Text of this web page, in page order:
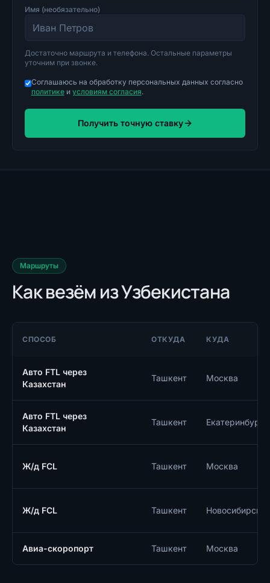
Имя (необязательно)
Достаточно маршрута и телефона. Остальные параметры
уточним при звонке.
Соглашаюсь на обработку персональных данных согласно
политике и условиям согласия.
Получить точную ставку
Маршруты
Как везёмиз Узбекистана
СПОСОБ ОТКУДА КУДА
Авто FTL через
Казахстан
Ташкент Москва
Авто FTL через
Казахстан
Ташкент Екатеринбург
Ж/д FCL Ташкент Москва
Ж/д FCL Ташкент Новосибирск
Авиа-скоропорт Ташкент Москва